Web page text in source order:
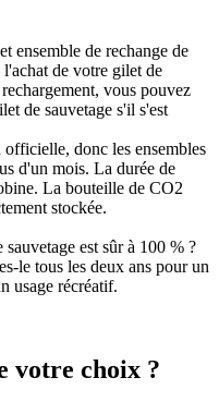
ensemble de rechange de
de votre gilet de
vous pouvez
de sauvetage s'il s'est
donc les ensembles
d'un mois. La durée de
La bouteille de CO2
stockée.
est sûr à 100 % ?
le tous les deux ans pour un
usage récréatif.
votre choix ?